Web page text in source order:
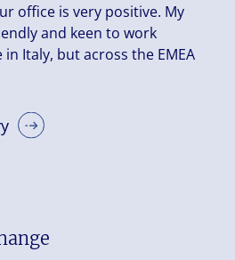
office is very positive. My
and keen to work
Italy, but across the EMEA